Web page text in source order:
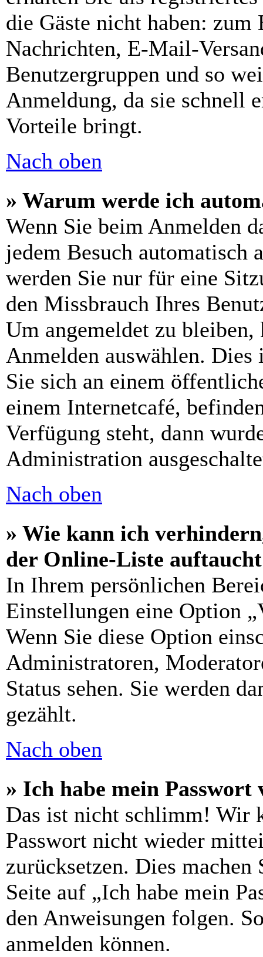
die Gäste nicht haben:
Nachrichten, E-Mail-
Benutzergruppen und so
Anmeldung, da sie schnell
Vorteile bringt.
Nach oben
» Warum werde ich
Wenn Sie beim Anmelden
jedem Besuch automatisch
werden Sie nur für eine
den Missbrauch Ihres
Um angemeldet zu bleiben,
Anmelden auswählen.
Sie sich an einem
einem Internetcafé,
Verfügung steht, dann
Administration
Nach oben
» Wie kann ich
der Online-Liste
In Ihrem persönlichen
Einstellungen eine Option
Wenn Sie diese Option
Administratoren,
Status sehen. Sie werden
gezählt.
Nach oben
» Ich habe mein Passwort
Das ist nicht schlimm! Wir
Passwort nicht wieder
zurücksetzen. Dies
Seite auf „Ich habe mein
den Anweisungen folgen.
anmelden können.